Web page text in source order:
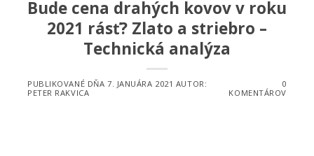
Bude cena drahých kovov v roku
2021 rásť? Zlato a striebro –
Technická analýza
PUBLIKOVANÉ DŇA 7. JANUÁRA 2021 AUTOR:
PETER RAKVICA
0
KOMENTÁROV